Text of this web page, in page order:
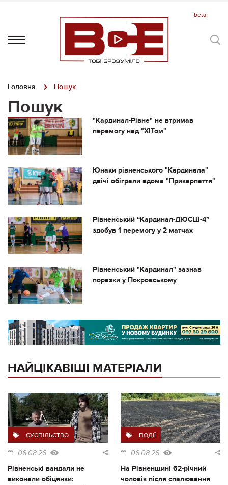
Головна Пошук
Пошук
"Кардинал-Рівне" не втримав
перемогу над "ХІТом"
Юнаки рівненського "Кардинала"
двічі обіграли вдома "Прикарпаття"
Рівненський “Кардинал-ДЮСШ-4”
здобув 1 перемогу у 2 матчах
Рівненський "Кардинал" зазнав
поразки у Покровському
НАЙЦІКАВІШІ МАТЕРІАЛИ
СУСПІЛЬСТВО
06.08.26
Рівненські вандали не
виконали обіцянки:
ПОДІЇ
06.08.26
На Рівненщині 62-річний
чоловік після спалювання